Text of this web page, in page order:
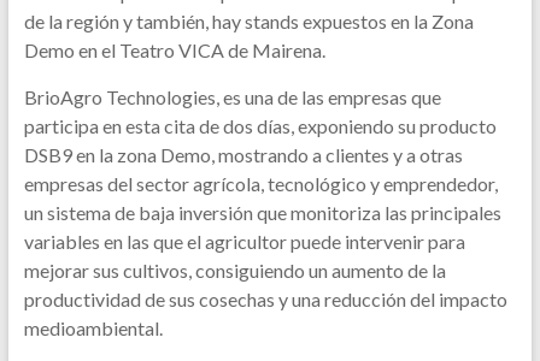
de la región y también, hay stands expuestos en la Zona
Demo en el Teatro VICA de Mairena.
BrioAgro Technologies, es una de las empresas que
participa en esta cita de dos días, exponiendo su producto
DSB9 en la zona Demo, mostrando a clientes y a otras
empresas del sector agrícola, tecnológico y emprendedor,
un sistema de baja inversión que monitoriza las principales
variables en las que el agricultor puede intervenir para
mejorar sus cultivos, consiguiendo un aumento de la
productividad de sus cosechas y una reducción del impacto
medioambiental.